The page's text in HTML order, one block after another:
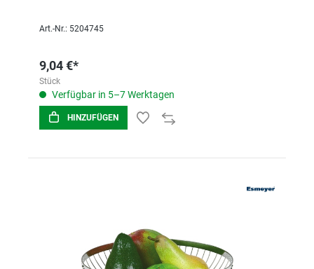
Art.-Nr.: 5204745
9,04 €*
Stück
Verfügbar in 5–7 Werktagen
HINZUFÜGEN